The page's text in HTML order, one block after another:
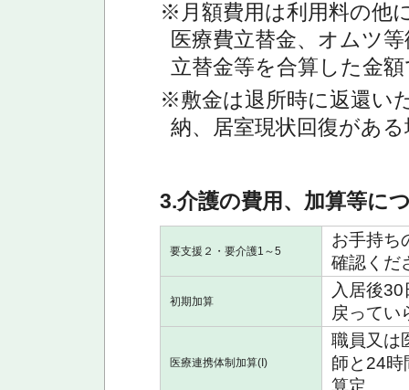
※月額費用は利用料の他
医療費立替金、オムツ
立替金等を合算した金
※敷金は退所時に返還い
納、居室現状回復があ
3.介護の費用、加算等に
要支援２・要介護1～5
お手持ち
確認くだ
初期加算
入居後
戻ってい
医療連携体制加算(I)
職員又は
師と24時